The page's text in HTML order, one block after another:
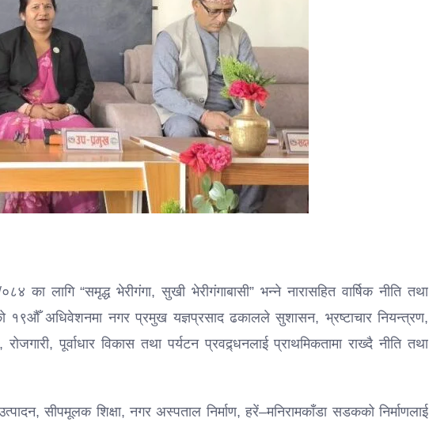
का लागि “समृद्ध भेरीगंगा, सुखी भेरीगंगाबासी” भन्ने नारासहित वार्षिक नीति तथा
१९औँ अधिवेशनमा नगर प्रमुख यज्ञप्रसाद ढकालले सुशासन, भ्रष्टाचार नियन्त्रण,
पूर्वाधार विकास तथा पर्यटन प्रवद्र्धनलाई प्राथमिकतामा राख्दै नीति तथा
सीपमूलक शिक्षा, नगर अस्पताल निर्माण, हरें–मनिरामकाँडा सडकको निर्माणलाई